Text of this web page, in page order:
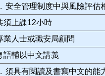
安全管理制度中與風險評估
須上課12小時
業人士或職安局顧問
語輔以中文講義
須具有閱讀及書寫中文的能